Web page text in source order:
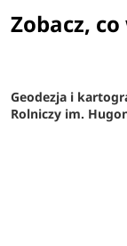
Zobacz,
Geodezja i
Rolniczy im.